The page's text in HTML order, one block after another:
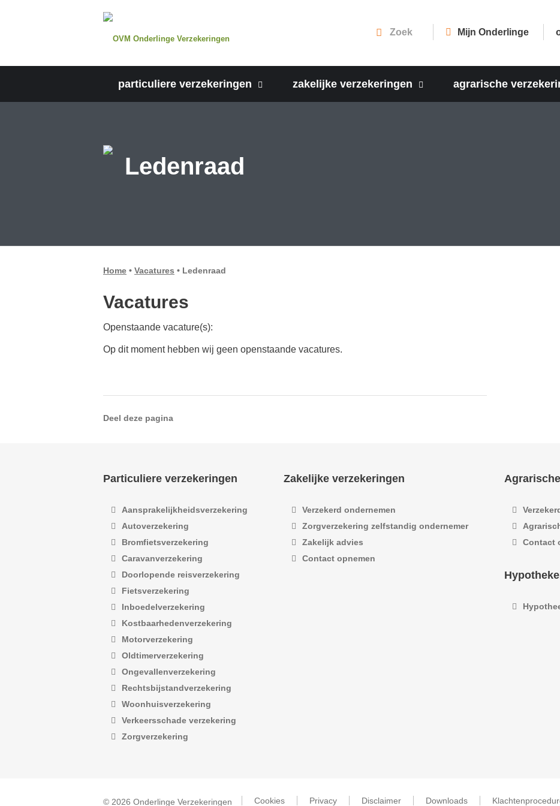
Mijn Onderlinge
particuliere verzekeringen zakelijke verzekeringen agrarische
Ledenraad
Home • Vacatures • Ledenraad
Vacatures
Openstaande vacature(s):
Op dit moment hebben wij geen openstaande vacatures.
Deel deze pagina
Particuliere verzekeringen
Aansprakelijkheidsverzekering
Autoverzekering
Bromfietsverzekering
Caravanverzekering
Doorlopende reisverzekering
Fietsverzekering
Inboedelverzekering
Kostbaarhedenverzekering
Motorverzekering
Oldtimerverzekering
Ongevallenverzekering
Rechtsbijstandverzekering
Woonhuisverzekering
Verkeersschade verzekering
Zorgverzekering
Zakelijke verzekeringen
Verzekerd ondernemen
Zorgverzekering zelfstandig ondernemer
Zakelijk advies
Contact opnemen
Contact
© 2026 Onderlinge Verzekeringen Cookies Privacy Disclaimer Downloads